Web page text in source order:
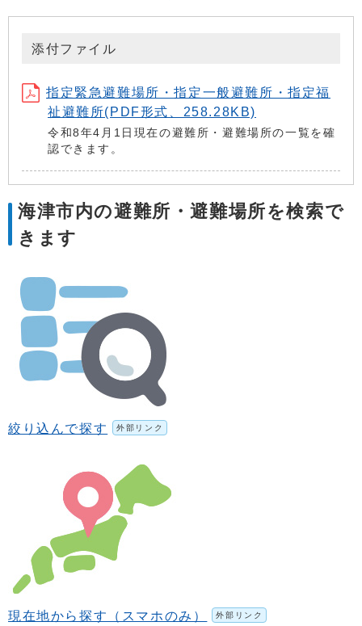
添付ファイル
指定緊急避難場所・指定一般避難所・指定福
祉避難所(PDF形式、258.28KB)
令和8年4月1日現在の避難所・避難場所の一覧を確
認できます。
海津市内の避難所・避難場所を検索で
きます
絞り込んで探す 外部リンク
現在地から探す（スマホのみ） 外部リンク